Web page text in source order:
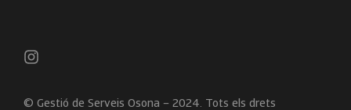
© Gestió de Serveis Osona – 2024. Tots els drets